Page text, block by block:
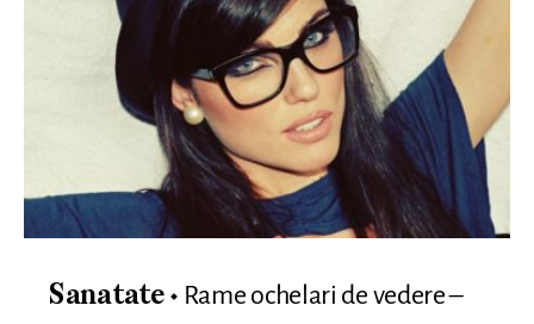
Sanatate
Rame ochelari de vedere –